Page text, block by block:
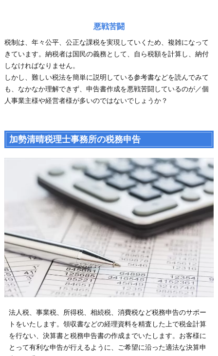
悪戦苦闘
税制は、年々公平、公正な課税を実現していくため、複雑になって
きています。納税者は国民の義務として、自ら税額を計算し、納付
しなければなりません。
しかし、難しい税法を簡単に説明している参考書などを読んでみて
も、なかなか理解できず、申告書作成を悪戦苦闘しているのが／個
人事業主様や経営者様が多いのではないでしょうか？
加勢清晴税理士事務所の税務申告
法人税、事業税、所得税、相続税、消費税など税務申告のサポー
トをいたします。領収書などの経理資料を精査した上で税金計算
を行ない、決算書と税務申告書の作成までいたします。お客様に
とって有利な申告が行えるように、ご希望に沿った適法な決算申